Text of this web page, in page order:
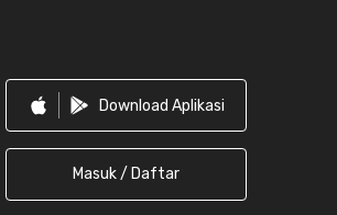
Download Aplikasi
Masuk / Daftar